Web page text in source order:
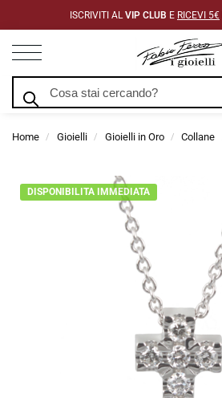
ISCRIVITI AL VIP CLUB E RICEVI 5€
Home / Gioielli / Gioielli in Oro / Collane
DISPONIBILITA IMMEDIATA